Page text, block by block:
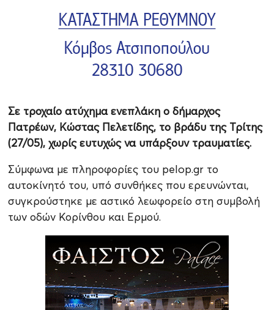
Σε τροχαίο ατύχημα ενεπλάκη ο δήμαρχος
Πατρέων, Κώστας Πελετίδης, το βράδυ της Τρίτης
(27/05), χωρίς ευτυχώς να υπάρξουν τραυματίες.
Σύμφωνα με πληροφορίες του pelop.gr το
αυτοκίνητό του, υπό συνθήκες που ερευνώνται,
συγκρούστηκε με αστικό λεωφορείο στη συμβολή
των οδών Κορίνθου και Ερμού.